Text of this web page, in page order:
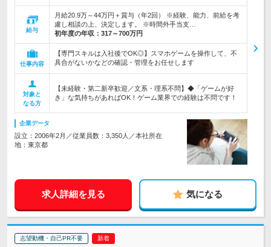
給与
月給20.9万～44万円＋賞与（年2回） ※経験、能力、前給を考
慮し相談の上、決定します。 ※時間外手当支…
初年度の年収： 317～700万円
仕事内容
【専門スキルは入社後でOK◎】スマホゲームを操作して、不
具合がないかなどの確認・管理をお任せします
対象と
なる方
【未経験・第二新卒歓迎／文系・理系不問】◆「ゲームが好
き」な気持ちがあればOK！ゲーム業界での経験は不問です！
企業データ
設立：2006年2月／従業員数：3,350人／本社所在
地：東京都
求人詳細を見る 気になる
志望動機・自己PR不要